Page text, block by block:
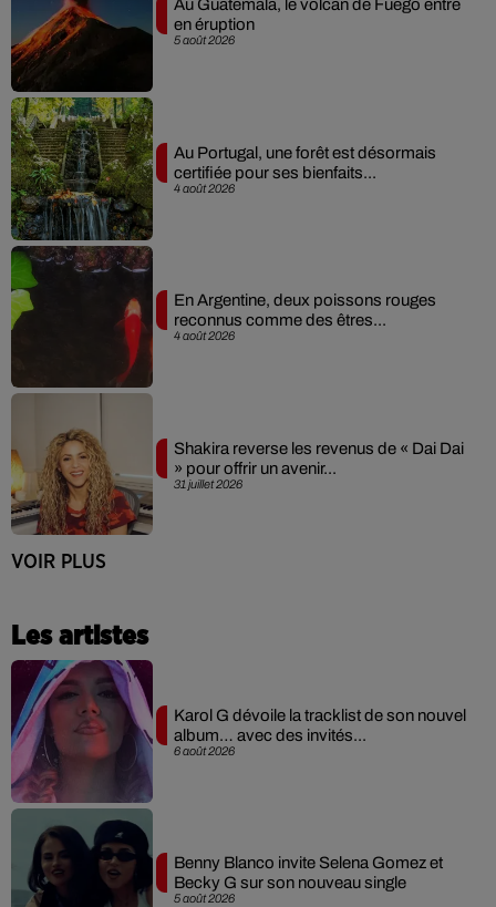
5 août 2026
Au Guatemala, le volcan de Fuego entre
en éruption
4 août 2026
Au Portugal, une forêt est désormais
certifiée pour ses bienfaits...
4 août 2026
En Argentine, deux poissons rouges
reconnus comme des êtres...
31 juillet 2026
Shakira reverse les revenus de « Dai Dai
» pour offrir un avenir...
VOIR PLUS
Les artistes
6 août 2026
Karol G dévoile la tracklist de son nouvel
album… avec des invités...
5 août 2026
Benny Blanco invite Selena Gomez et
Becky G sur son nouveau single